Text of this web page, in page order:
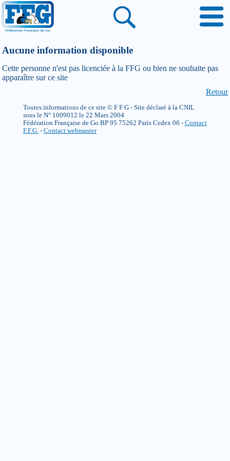
Aucune information disponible
Cette personne n'est pas licenciée à la FFG ou bien ne souhaite pas
apparaître sur ce site
Retour
Toutes informations de ce site © F F G - Site déclaré à la CNIL
sous le N° 1009012 le 22 Mars 2004
Fédération Française de Go BP 95 75262 Paris Cedex 06 - Contact
F.F.G.- Contact webmaster